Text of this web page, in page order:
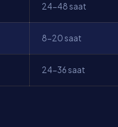
24-48 saat
8-20 saat
24-36 saat